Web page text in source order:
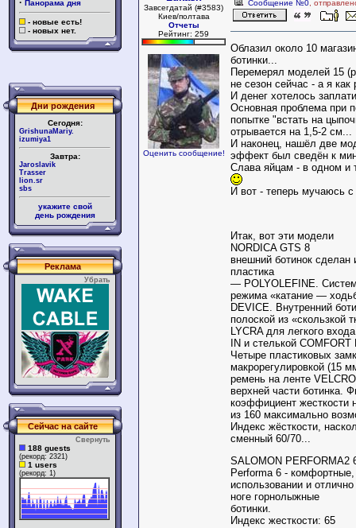
· Панорама дня
- новые есть!
- новых нет.
Дни рождения
Сегодня:
GrishunaMariy.
izumiya1
Завтра:
Jaroslavik
Trasser
lion.sr
sbs
укажите свой
день рождения
Реклама
Убрать
Сейчас на сайте
Свернуть
188 guests
(рекорд: 2321)
1 users
(рекорд: 1)
Завсегдатай (#3583)
Киев/полтава
Отчеты
Рейтинг: 259
Оценить сообщение!
Сообщение №0 ,
Облазил около 10
ботинки...
Перемерял моделей 15
не сезон сейчас - а я как
И денег хотелось
Основная проблема при
попытке "встать на
отрывается на 1,5-2 см...
И наконец, нашёл две
эффект был сведён к
Слава яйцам - в одном и
И вот - теперь мучаюсь
Итак, вот эти модели
NORDICA GTS 8
внешний ботинок сделан
пластика
— POLYOLEFINE.
режима «катание —
DEVICE. Внутренний
полоской из «скользкой
LYCRA для легкого
IN и стелькой COMFORT
Четыре пластиковых
макрорегулировкой (15
ремень на ленте
верхней части ботинка.
коэффициент жесткости
из 160 максимально
Индекс жёсткости,
сменный 60/70...
SALOMON PERFORMA2
Performa 6 -
использовании и
ноге горнолыжные
ботинки.
Индекс жесткости: 65